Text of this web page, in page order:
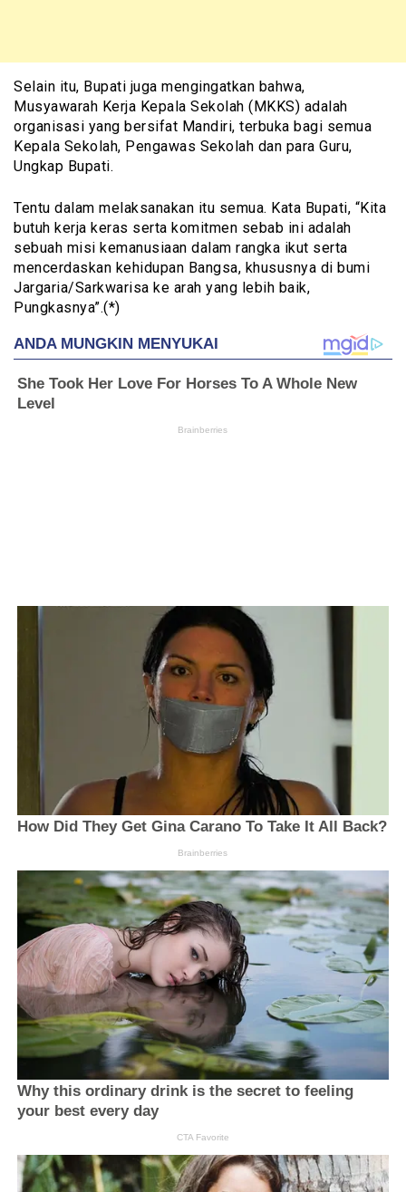
Selain itu, Bupati juga mengingatkan bahwa,
Musyawarah Kerja Kepala Sekolah (MKKS) adalah
organisasi yang bersifat Mandiri, terbuka bagi semua
Kepala Sekolah, Pengawas Sekolah dan para Guru,
Ungkap Bupati.
Tentu dalam melaksanakan itu semua. Kata Bupati, “Kita
butuh kerja keras serta komitmen sebab ini adalah
sebuah misi kemanusiaan dalam rangka ikut serta
mencerdaskan kehidupan Bangsa, khususnya di bumi
Jargaria/Sarkwarisa ke arah yang lebih baik,
Pungkasnya”.(*)